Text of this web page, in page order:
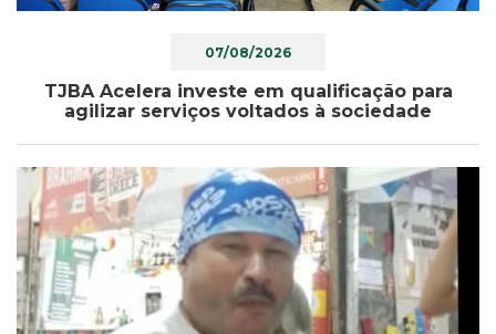
07/08/2026
TJBA Acelera investe em qualificação para
agilizar serviços voltados à sociedade